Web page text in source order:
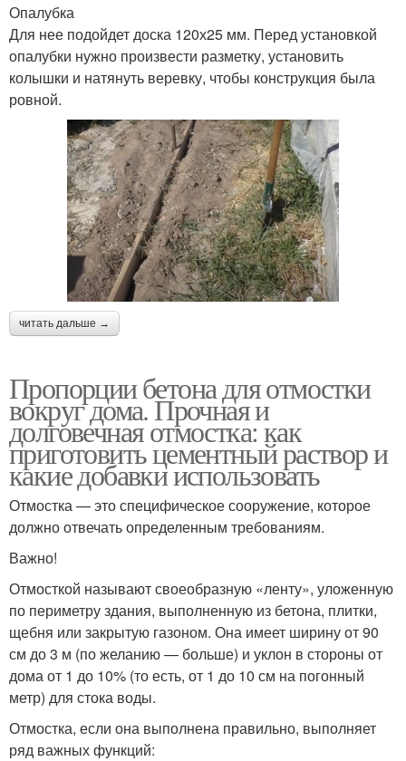
Опалубка
Для нее подойдет доска 120х25 мм. Перед установкой
опалубки нужно произвести разметку, установить
колышки и натянуть веревку, чтобы конструкция была
ровной.
читать дальше →
Пропорции бетона для отмостки
вокруг дома. Прочная и
долговечная отмостка: как
приготовить цементный раствор и
какие добавки использовать
Отмостка — это специфическое сооружение, которое
должно отвечать определенным требованиям.
Важно!
Отмосткой называют своеобразную «ленту», уложенную
по периметру здания, выполненную из бетона, плитки,
щебня или закрытую газоном. Она имеет ширину от 90
см до 3 м (по желанию — больше) и уклон в стороны от
дома от 1 до 10% (то есть, от 1 до 10 см на погонный
метр) для стока воды.
Отмостка, если она выполнена правильно, выполняет
ряд важных функций: